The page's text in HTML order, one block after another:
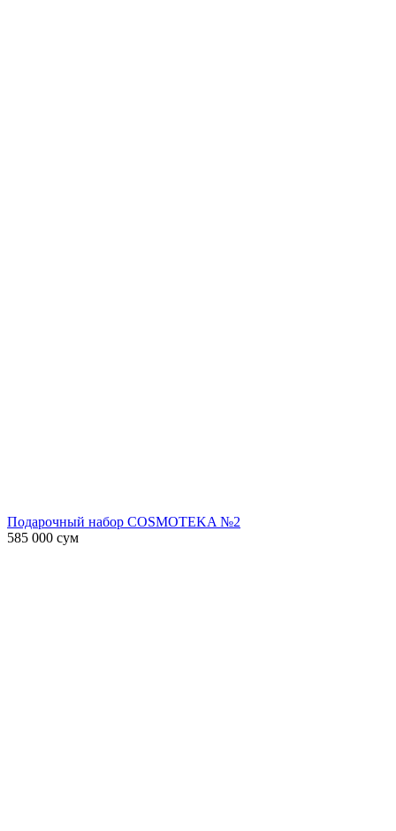
Подарочный набор COSMOTEKA №2
585 000 сум